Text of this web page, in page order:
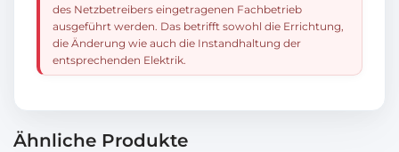
des Netzbetreibers eingetragenen Fachbetrieb
ausgeführt werden. Das betrifft sowohl die Errichtung,
die Änderung wie auch die Instandhaltung der
entsprechenden Elektrik.
Ähnliche Produkte